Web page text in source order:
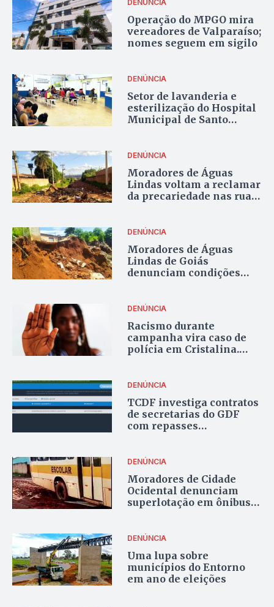
DENÚNCIA
Operação do MPGO mira
vereadores de Valparaíso;
nomes seguem em sigilo
DENÚNCIA
Setor de lavanderia e
esterilização do Hospital
Municipal de Santo
Vigilância Sanitária
DENÚNCIA
Moradores de Águas
Lindas voltam a reclamar
da precariedade nas ruas
DENÚNCIA
Moradores de Águas
Lindas de Goiás
denunciam condições
DENÚNCIA
Racismo durante
campanha vira caso de
polícia em Cristalina.
DENÚNCIA
TCDF investiga contratos
de secretarias do GDF
com repasses
DENÚNCIA
Moradores de Cidade
Ocidental denunciam
superlotação em ônibus
DENÚNCIA
Uma lupa sobre
municípios do Entorno
em ano de eleições